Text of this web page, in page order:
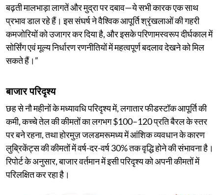
बढ़ती मालभाड़ा लागतें और मुद्रा पर दबाव—ये सभी कारक एक साथ
प्रभाव डाल रहे हैं। इस संघर्ष ने वैश्विक आपूर्ति श्रृंखलाओं की गहरी
कमजोरियों को उजागर कर दिया है, और इसके परिणामस्वरूप दीर्घकाल में
सोर्सिंग एवं मूल्य निर्धारण रणनीतियों में महत्वपूर्ण बदलाव देखने को मिल
सकते हैं।”
बाजार परिदृश्य
छह से नौ महीनों के मध्यावधि परिदृश्य में, लगातार फीडस्टॉक आपूर्ति की
कमी, कच्चे तेल की कीमतों का लगभग $100–120 प्रति बैरल के स्तर
पर बने रहना, तथा होरमुज़ जलडमरूमध्य में आंशिक व्यवधान के कारण
लुब्रिकेंट्स की कीमतों में वर्ष-दर-वर्ष 30% तक वृद्धि होने की संभावना है।
रिपोर्ट के अनुसार, बाजार वर्तमान में इसी परिदृश्य को अपनी कीमतों में
परिलक्षित कर रहा है।